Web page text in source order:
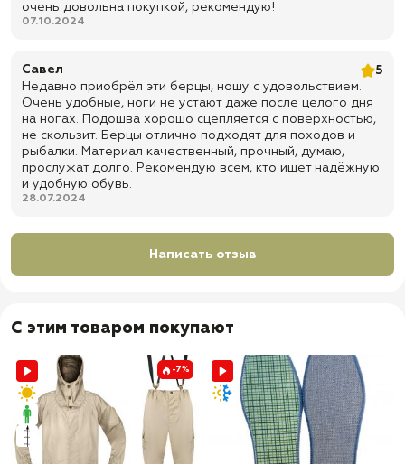
✅ Задник: жесткий, выполнен из термопластического материала
✅ Фурнитура: блочки для надежной фиксации стопы
✅ Застежка: молния для удобного надевания и снятия обуви
✅ Цвет: песочный
✅ Высота берца: 200 ± 3 мм
✅ Сезонность: демисезон, прохладная погода и активная
эксплуатация в переменчивых условиях
✅ Назначение: служба, СВО, охрана, сухая местность, полевая
повседневная активная носка
✅ Быстрая отправка
очень довольна покупкой, рекомендую!
07.10.2024
Савел
5
Недавно приобрёл эти берцы, ношу с удовольствием.
Очень удобные, ноги не устают даже после целого дня
на ногах. Подошва хорошо сцепляется с поверхностью,
не скользит. Берцы отлично подходят для походов и
рыбалки. Материал качественный, прочный, думаю,
прослужат долго. Рекомендую всем, кто ищет надёжную
и удобную обувь.
28.07.2024
Написать отзыв
С этим товаром покупают
-7%